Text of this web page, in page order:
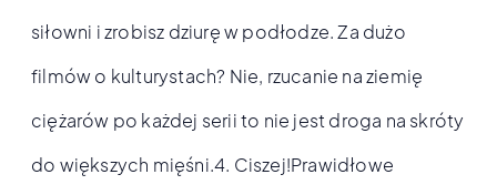
siłowni i zrobisz dziurę w podłodze. Za dużo
filmów o kulturystach? Nie, rzucanie na ziemię
ciężarów po każdej serii to nie jest droga na skróty
do większych mięśni.4. Ciszej!Prawidłowe